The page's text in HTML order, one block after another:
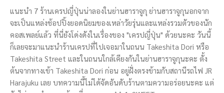
แนะนำ 7 ร้านเครปญี่ปุ่นน่าลองในย่านฮาราจูกุ ย่านฮาราจูกุนอกจาก
จะเป็นแหล่งช้อปปิ้งยอดนิยมของเหล่าวัยรุ่นและแหล่งรวมตัวของนัก
คอสเพลย์แล้ว ที่นี่ยังโด่งดังในเรื่องของ "เครปญี่ปุ่น" ด้วยนะคะ วันนี้
ก็เลยจะมาแนะนำร้านเครปที่ไปเจอมาในถนน Takeshita Dori หรือ
Takeshita Street และในถนนใกล้เคียงกันในย่านฮาราจูกุนะคะ ตั้ง
ต้นจากทางเข้า Takeshita Dori ก่อน อยู่ฝั่งตรงข้ามกับสถานีรถไฟ JR
Harajuku เลย บทความนี้ไม่ได้จัดอันดับร้านตามความอร่อยนะคะ แต่